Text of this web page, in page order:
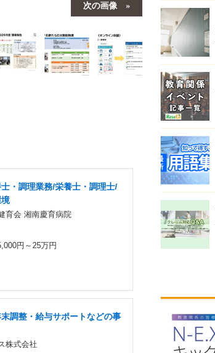
次の画像
・調理業務/栄養士・調理士/
育会 湘南慶育病院
円～25万円
調整・給与サポートなどの事
株式会社